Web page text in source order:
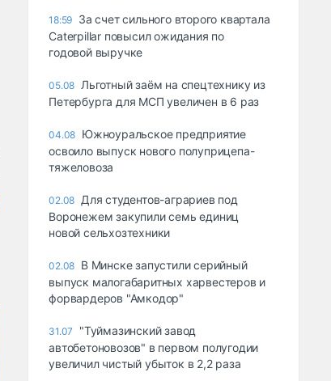
18:59 За счет сильного второго квартала
Caterpillar повысил ожидания по
годовой выручке
05.08 Льготный заём на спецтехнику из
Петербурга для МСП увеличен в 6 раз
04.08 Южноуральское предприятие
освоило выпуск нового полуприцепа-
тяжеловоза
02.08 Для студентов-аграриев под
Воронежем закупили семь единиц
новой сельхозтехники
02.08 В Минске запустили серийный
выпуск малогабаритных харвестеров и
форвардеров "Амкодор"
31.07
"Туймазинский завод
автобетоновозов" в первом полугодии
увеличил чистый убыток в 2,2 раза